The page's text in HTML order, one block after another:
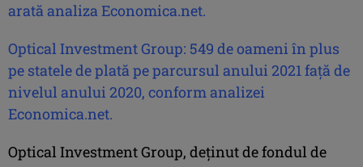
arată analiza Economica.net.
Optical Investment Group: 549 de oameni în plus
pe statele de plată pe parcursul anului 2021 faţă de
nivelul anului 2020, conform analizei
Economica.net.
Optical Investment Group, deţinut de fondul de